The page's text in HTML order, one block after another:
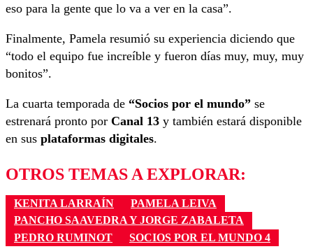
eso para la gente que lo va a ver en la casa”.
Finalmente, Pamela resumió su experiencia diciendo que
“todo el equipo fue increíble y fueron días muy, muy, muy
bonitos”.
La cuarta temporada de “Socios por el mundo” se
estrenará pronto por Canal 13 y también estará disponible
en sus plataformas digitales.
OTROS TEMAS A EXPLORAR:
KENITA LARRAÍN
PAMELA LEIVA
PANCHO SAAVEDRA Y JORGE ZABALETA
PEDRO RUMINOT
SOCIOS POR EL MUNDO 4